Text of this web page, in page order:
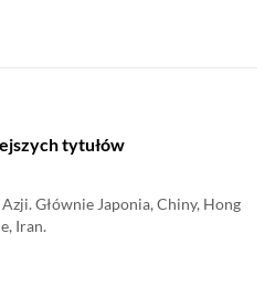
tytułów
Głównie Japonia, Chiny, Hong
Iran.